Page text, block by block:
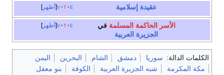
أظهر v t e عقيدة إسلامية
أظهر v t e الأسر الحاكمة المسلمةفي
الجزيرة العربية
الكلمات الدالة: سوريا دمشق الشام البحرين
اليمن
مكة المكرمة
شبه الجزيرة العربية الكوفة
بنو معقل